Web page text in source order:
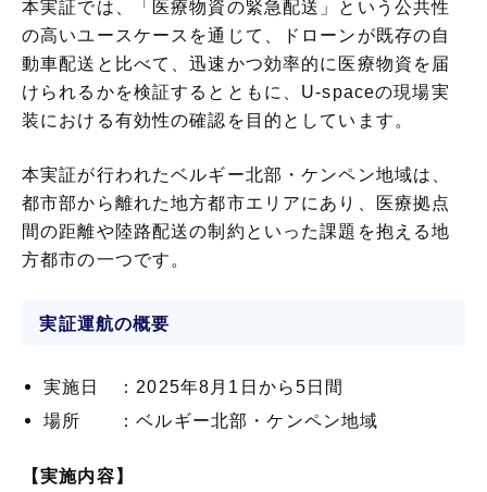
本実証では、「医療物資の緊急配送」という公共性
の高いユースケースを通じて、ドローンが既存の自
動車配送と比べて、迅速かつ効率的に医療物資を届
けられるかを検証するとともに、U-spaceの現場実
装における有効性の確認を目的としています。
本実証が行われたベルギー北部・ケンペン地域は、
都市部から離れた地方都市エリアにあり、医療拠点
間の距離や陸路配送の制約といった課題を抱える地
方都市の一つです。
実証運航の概要
実施日 ：2025年8月1日から5日間
場所 ：ベルギー北部・ケンペン地域
【実施内容】